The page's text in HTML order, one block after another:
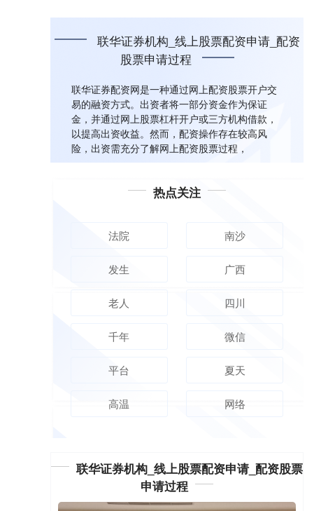
联华证券机构_线上股票配资申请_配资
股票申请过程
联华证券配资网是一种通过网上配资股票开户交
易的融资方式。出资者将一部分资金作为保证
金，并通过网上股票杠杆开户或三方机构借款，
以提高出资收益。然而，配资操作存在较高风
险，出资需充分了解网上配资股票过程，
热点关注
法院 南沙
发生 广西
老人 四川
千年 微信
平台 夏天
高温 网络
联华证券机构_线上股票配资申请_配资股票
申请过程